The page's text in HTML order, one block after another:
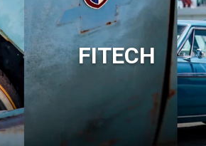
FITECH